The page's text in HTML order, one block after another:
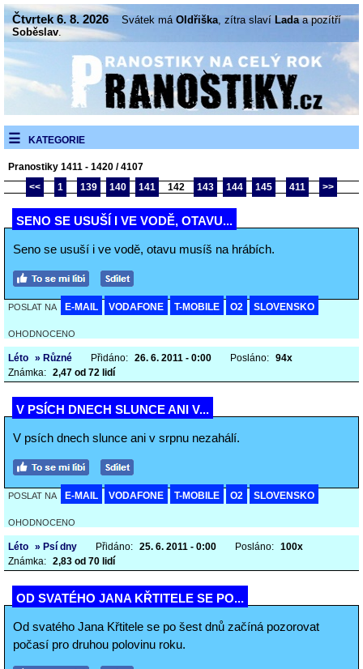
Čtvrtek 6. 8. 2026 Svátek má Oldřiška, zítra slaví Ladaa pozítří
Soběslav.
KATEGORIE
Pranostiky 1411 - 1420 / 4107
<<
1 139 140 141 142 143 144 145 411 >>
SENO SE USUŠÍ I VE VODĚ, OTAVU...
Seno se usuší i ve vodě, otavu musíš na hrábích.
POSLAT NA E-MAIL VODAFONE T-MOBILE O2 SLOVENSKO
OHODNOCENO
Léto » Různé Přidáno: 26. 6. 2011 - 0:00 Posláno: 94x
Známka: 2,47 od 72 lidí
V PSÍCH DNECH SLUNCE ANI V...
V psích dnech slunce ani v srpnu nezahálí.
POSLAT NA E-MAIL VODAFONE T-MOBILE O2 SLOVENSKO
OHODNOCENO
Léto » Psí dny Přidáno: 25. 6. 2011 - 0:00 Posláno: 100x
Známka: 2,83 od 70 lidí
OD SVATÉHO JANA KŘTITELE SE PO...
Od svatého Jana Křtitele se po šest dnů začíná pozorovat
počasí pro druhou polovinu roku.